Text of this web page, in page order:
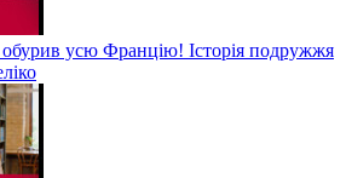
усю Францію! Історія подружжя